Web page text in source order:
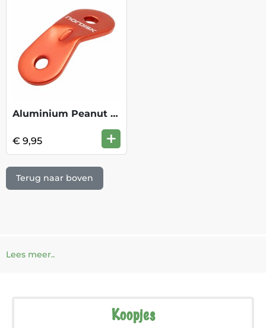
Aluminium Peanut Slider (10 Pcs)
€ 9,95 +
Terug naar boven
Lees meer..
Koopjes